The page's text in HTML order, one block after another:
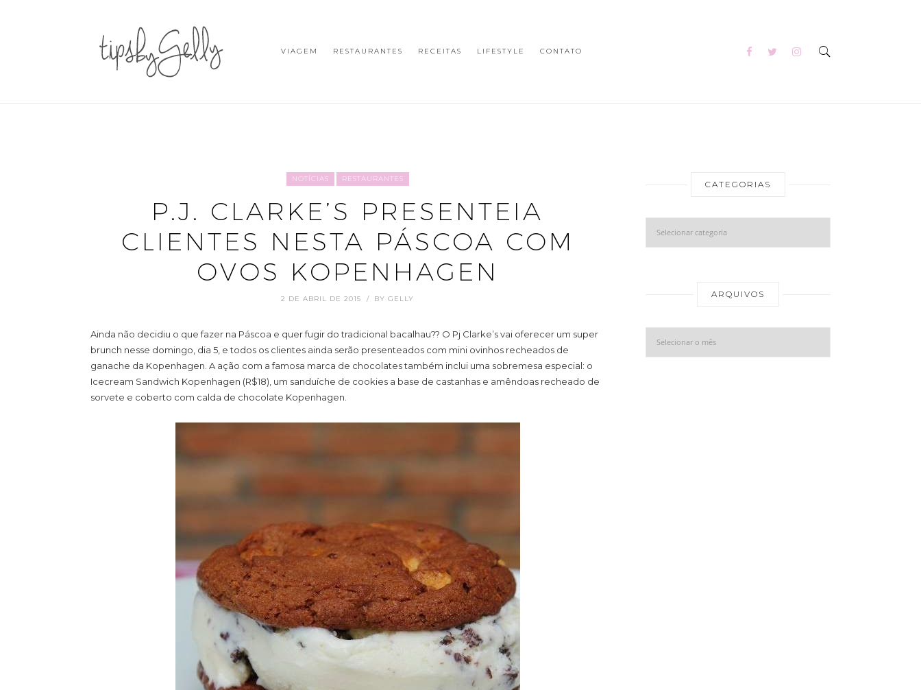
VIAGEM RESTAURANTES RECEITAS LIFESTYLE CONTATO
NOTÍCIAS RESTAURANTES
P.J. CLARKE’S PRESENTEIA
CLIENTES NESTA PÁSCOA COM
OVOS KOPENHAGEN
2 DE ABRIL DE 2015 BY GELLY
Ainda não decidiu o que fazer na Páscoa e quer fugir do tradicional bacalhau?? O Pj Clarke’s vai oferecer um super
brunch nesse domingo, dia 5, e todos os clientes ainda serão presenteados com mini ovinhos recheados de
ganache da Kopenhagen. A ação com a famosa marca de chocolates também inclui uma sobremesa especial: o
Icecream Sandwich Kopenhagen (R$18), um sanduíche de cookies a base de castanhas e amêndoas recheado de
sorvete e coberto com calda de chocolate Kopenhagen.
CATEGORIAS
Categorias
ARQUIVOS